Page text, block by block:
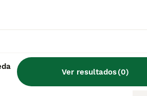
Ver resultados(0)
los vallhunds